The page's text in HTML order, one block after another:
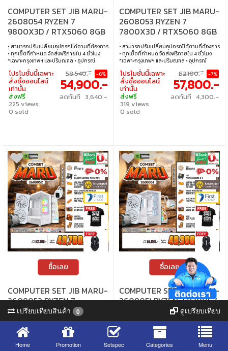
COMPUTER SET JIB MARU-
2608054 RYZEN 7
9800X3D / RTX5060 8GB
/ B650 / 16GB DDR5 / M.2
1TB
• สามารถปรับเปลี่ยนอุปกรณ์ได้ตามที่ต้องการ
• ทุกเซ็ตที่กำหนด จัดส่งฟรีภายใน 4 ชั่วโมง
*เฉพาะกรุงเทพฯ และปริมณฑล • อุปกรณ์
คอมพิวเตอร์เสียภายใน 30 วัน นับจากวันซื้อ
เปลี่ยนอุปกรณ์คอมพิวเตอร์ใหม่ให้ทันที
ภายใน 24 ชั่วโมง เฉพาะซื้อผ่าน JIB Online
เท่านั้น (เงื่อนไขเป็นไปตามที่กำหนด) • ผ่อน
สบายๆ 0% นาน 10 เดือน ทุกเซ็ต • บริการ
ซ่อมและตรวจเช็คอาการ ฟรี! ได้ที่เจไอบีกว่า 140
สาขา ทั่วประเทศ
โปรโมชั่นนี้เฉพาะ
สั่งซื้อออนไลน์
เท่านั้น
ส่งฟรี
225 views
0 sold
58,540.- -6%
54,900.-
ลดทันที 3,640.-
COMPUTER SET JIB MARU-
2608053 RYZEN 7
7800X3D / RTX5060 8GB
/ B650 / 32GB DDR5 / M.2
1TB
• สามารถปรับเปลี่ยนอุปกรณ์ได้ตามที่ต้องการ
• ทุกเซ็ตที่กำหนด จัดส่งฟรีภายใน 4 ชั่วโมง
*เฉพาะกรุงเทพฯ และปริมณฑล • อุปกรณ์
คอมพิวเตอร์เสียภายใน 30 วัน นับจากวันซื้อ
เปลี่ยนอุปกรณ์คอมพิวเตอร์ใหม่ให้ทันที
ภายใน 24 ชั่วโมง เฉพาะซื้อผ่าน JIB Online
เท่านั้น (เงื่อนไขเป็นไปตามที่กำหนด) • ผ่อน
สบายๆ 0% นาน 10 เดือน ทุกเซ็ต • บริการ
ซ่อมและตรวจเช็คอาการ ฟรี! ได้ที่เจไอบีกว่า 140
สาขา ทั่วประเทศ
โปรโมชั่นนี้เฉพาะ
สั่งซื้อออนไลน์
เท่านั้น
ส่งฟรี
319 views
0 sold
62,100.- -7%
57,800.-
ลดทันที 4,300.-
ซื้อเลย
COMPUTER SET JIB MARU-
2608052 RYZEN 7
7800X3D / RTX5060 8GB
/ B650 / 16GB DDR5 / M.2
1TB
• สามารถปรับเปลี่ยนอุปกรณ์ได้ตามที่ต้องการ
• ทุกเซ็ตที่กำหนด จัดส่งฟรีภายใน 4 ชั่วโมง
คอมพิวเตอร์เสียภายใน 30 วัน นับจากวันซื้อ
ซื้อเลย
COMPUTER SET JIB MARU-
2608051 RYZEN 7 8700F /
RTX5060 8GB / B650 /
32GB DDR5 / M.2 1TB
• สามารถปรับเปลี่ยนอุปกรณ์ได้ตามที่ต้องการ
• ทุกเซ็ตที่กำหนด จัดส่งฟรีภายใน 4 ชั่วโมง
*เฉพาะกรุงเทพฯ และปริมณฑล • อุปกรณ์
คอมพิวเตอร์เสียภายใน 30 วัน นับจากวันซื้อ
เปรียบเทียบสินค้า 0 ดูเปรียบเทียบ
Home Promotion Setspec Categories Menu